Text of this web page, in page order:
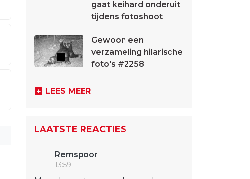
gaat keihard onderuit
tijdens fotoshoot
Gewoon een
verzameling hilarische
foto's #2258
LEES MEER
LAATSTE REACTIES
Remspoor
13:59